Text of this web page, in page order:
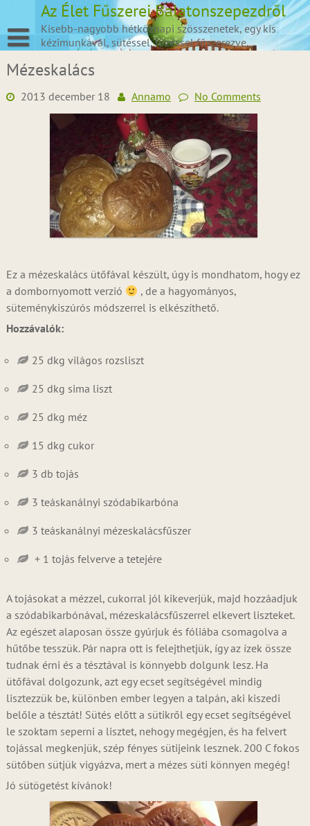
content
Az Élet Fűszerei Balatonszepezdről
Kisebb-nagyobb hétköznapi szösszenetek, egy kis
kézimunkával, sütéssel, főzéssel fűszerezve.
Mézeskalács
2013 december 18 Annamo No Comments
Ez a mézeskalács ütőfával készült, úgy is mondhatom, hogy ez
a dombornyomott verzió
, de a hagyományos,
süteménykiszúrós módszerrel is elkészíthető.
Hozzávalók:
25 dkg világos rozsliszt
25 dkg sima liszt
25 dkg méz
15 dkg cukor
3 db tojás
3 teáskanálnyi szódabikarbóna
3 teáskanálnyi mézeskalácsfűszer
+ 1 tojás felverve a tetejére
A tojásokat a mézzel, cukorral jól kikeverjük, majd hozzáadjuk
a szódabikarbónával, mézeskalácsfűszerrel elkevert liszteket.
Az egészet alaposan össze gyúrjuk és fóliába csomagolva a
hűtőbe tesszük. Pár napra ott is felejthetjük, így az ízek össze
tudnak érni és a tésztával is könnyebb dolgunk lesz. Ha
ütőfával dolgozunk, azt egy ecset segítségével mindig
lisztezzük be, különben ember legyen a talpán, aki kiszedi
belőle a tésztát! Sütés előtt a sütikről egy ecset segítségével
le szoktam seperni a lisztet, nehogy megégjen, és ha felvert
tojással megkenjük, szép fényes sütijeink lesznek. 200 C fokos
sütőben sütjük vigyázva, mert a mézes süti könnyen megég!
Jó sütögetést kívánok!